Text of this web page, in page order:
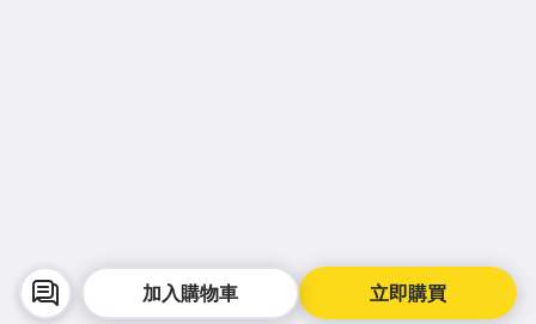
立即購買
加入購物車